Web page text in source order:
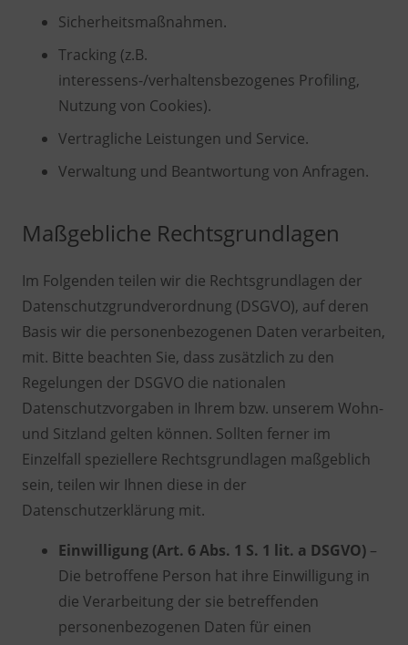
Sicherheitsmaßnahmen.
Tracking (z.B.
interessens-/verhaltensbezogenes Profiling,
Nutzung von Cookies).
Vertragliche Leistungen und Service.
Verwaltung und Beantwortung von Anfragen.
Maßgebliche Rechtsgrundlagen
Im Folgenden teilen wir die Rechtsgrundlagen der
Datenschutzgrundverordnung (DSGVO), auf deren
Basis wir die personenbezogenen Daten verarbeiten,
mit. Bitte beachten Sie, dass zusätzlich zu den
Regelungen der DSGVO die nationalen
Datenschutzvorgaben in Ihrem bzw. unserem Wohn-
und Sitzland gelten können. Sollten ferner im
Einzelfall speziellere Rechtsgrundlagen maßgeblich
sein, teilen wir Ihnen diese in der
Datenschutzerklärung mit.
Einwilligung (Art. 6 Abs. 1 S. 1 lit. a DSGVO) –
Die betroffene Person hat ihre Einwilligung in
die Verarbeitung der sie betreffenden
personenbezogenen Daten für einen